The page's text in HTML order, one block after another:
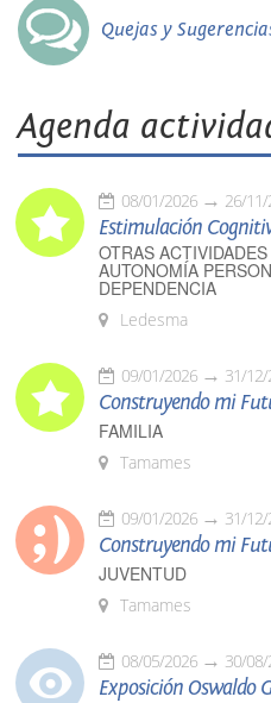
Quejas y
Agenda
08/01/2026 26/
Estimulación
OTRAS
AUTONOMÍA
DEPENDENCIA
Ledesma
09/01/2026 31/
Construyendo mi
FAMILIA
Tamames
09/01/2026 31/
Construyendo mi
JUVENTUD
Tamames
08/05/2026 30/
Exposición Oswaldo